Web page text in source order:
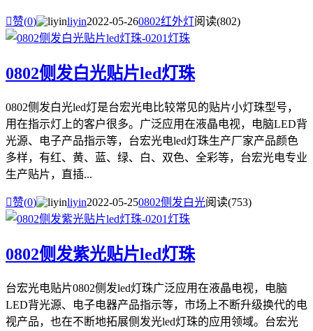
赞(0) liyin2022-05-260802红外灯阅读(802)
0802侧发白光贴片led灯珠
0802侧发白光led灯是台宏光电比较常见的贴片小灯珠型号，
用在指示灯上的客户很多。广泛应用在液晶电视，电脑LED背
光源、电子产品指示等，台宏光电led灯珠生产厂家产品颜色
多样，有红、黄、蓝、绿、白、双色、全彩等，台宏光电专业
生产贴片，直插...
赞(0) liyin2022-05-250802侧发白光阅读(753)
0802侧发紫光贴片led灯珠
台宏光电贴片0802侧发led灯珠广泛应用在液晶电视，电脑
LED背光源、电子电器产品指示等，市场上不断升级换代的电
视产品，也在不断地拓展侧发光led灯珠的应用领域。台宏光